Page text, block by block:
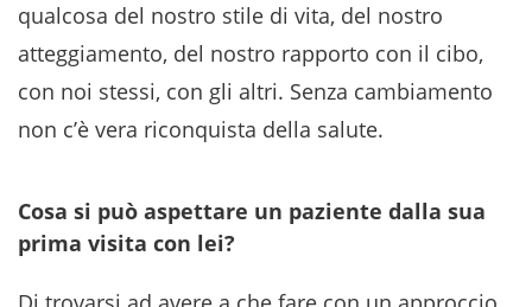
qualcosa del nostro stile di vita, del nostro
atteggiamento, del nostro rapporto con il cibo,
con noi stessi, con gli altri. Senza cambiamento
non c’è vera riconquista della salute.
Cosa si può aspettare un paziente dalla sua
prima visita con lei?